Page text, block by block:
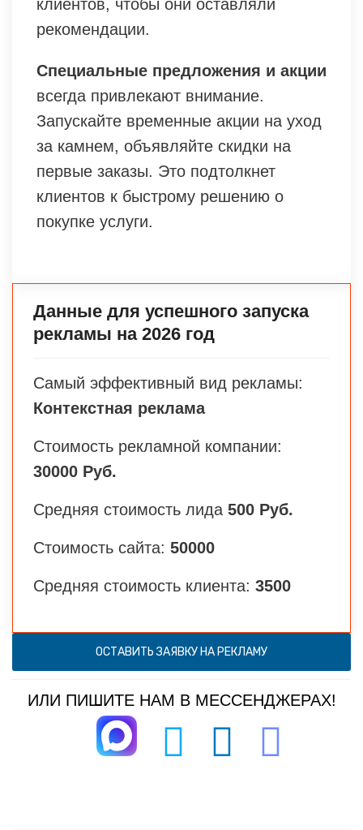
клиентов, чтобы они оставляли
рекомендации.
Специальные предложения и акции
всегда привлекают внимание.
Запускайте временные акции на уход
за камнем, объявляйте скидки на
первые заказы. Это подтолкнет
клиентов к быстрому решению о
покупке услуги.
Данные для успешного запуска
рекламы на 2026 год
Самый эффективный вид рекламы:
Контекстная реклама
Стоимость рекламной компании:
30000 Руб.
Средняя стоимость лида 500 Руб.
Стоимость сайта: 50000
Средняя стоимость клиента: 3500
ОСТАВИТЬ ЗАЯВКУ НА РЕКЛАМУ
ИЛИ ПИШИТЕ НАМ В МЕССЕНДЖЕРАХ!